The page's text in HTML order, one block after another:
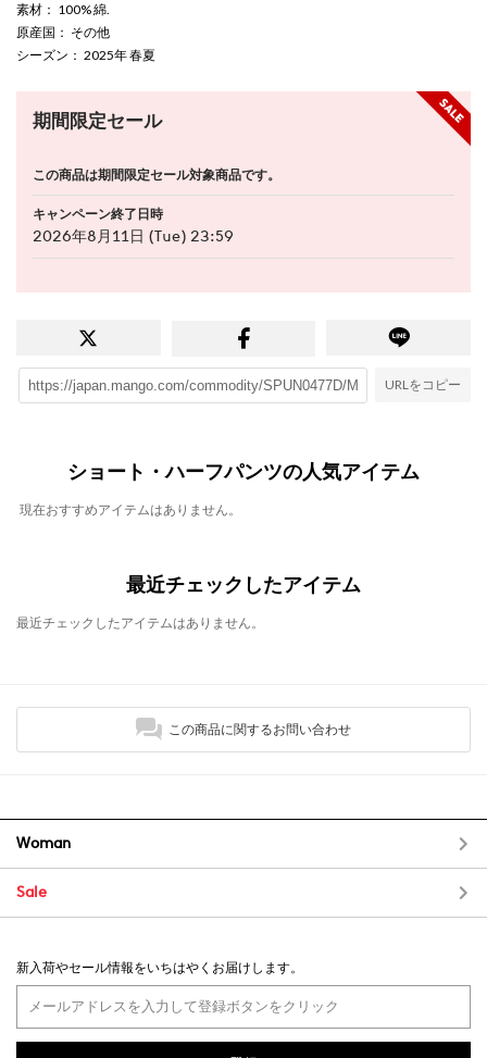
素材 ： 100% 綿.
原産国 ： その他
シーズン ： 2025年 春夏
期間限定セール
この商品は期間限定セール対象商品です。
キャンペーン終了日時
2026年8月11日 (Tue) 23:59
URLをコピー
ショート・ハーフパンツの人気アイテム
現在おすすめアイテムはありません。
最近チェックしたアイテム
最近チェックしたアイテムはありません。
この商品に関するお問い合わせ
Woman
Sale
新入荷やセール情報をいちはやくお届けします。